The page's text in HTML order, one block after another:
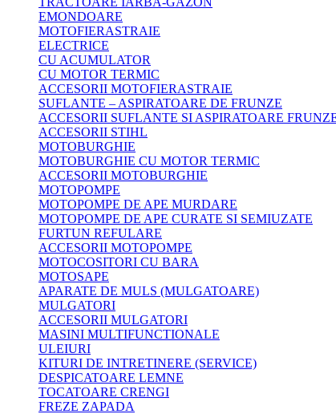
EMONDOARE
MOTOFIERASTRAIE
ELECTRICE
CU ACUMULATOR
CU MOTOR TERMIC
ACCESORII MOTOFIERASTRAIE
SUFLANTE – ASPIRATOARE DE FRUNZE
ACCESORII SUFLANTE SI ASPIRATOARE
ACCESORII STIHL
MOTOBURGHIE
MOTOBURGHIE CU MOTOR TERMIC
ACCESORII MOTOBURGHIE
MOTOPOMPE
MOTOPOMPE DE APE MURDARE
MOTOPOMPE DE APE CURATE SI SEMIUZATE
FURTUN REFULARE
ACCESORII MOTOPOMPE
MOTOCOSITORI CU BARA
MOTOSAPE
APARATE DE MULS (MULGATOARE)
MULGATORI
ACCESORII MULGATORI
MASINI MULTIFUNCTIONALE
ULEIURI
KITURI DE INTRETINERE (SERVICE)
DESPICATOARE LEMNE
TOCATOARE CRENGI
FREZE ZAPADA